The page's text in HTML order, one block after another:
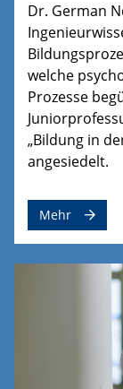
Dr. German
welche
Prozesse
„Bildung in
angesiedelt.
Mehr